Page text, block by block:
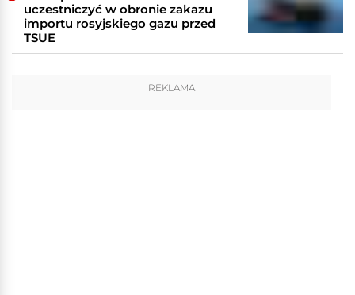
uczestniczyć w obronie zakazu
importu rosyjskiego gazu przed
TSUE
REKLAMA